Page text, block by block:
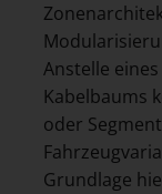
Anstelle
Kabelbaums
oder
Grundlage